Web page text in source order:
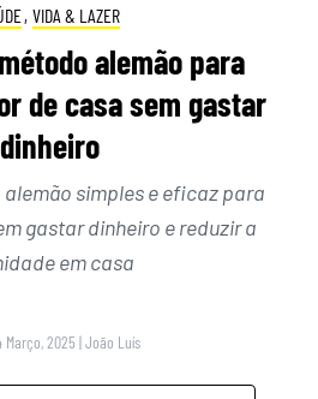
, VIDA & LAZER
alemão para
de casa sem gastar
dinheiro
simples e eficaz para
gastar dinheiro e reduzir a
em casa
Março, 2025 |João Luís